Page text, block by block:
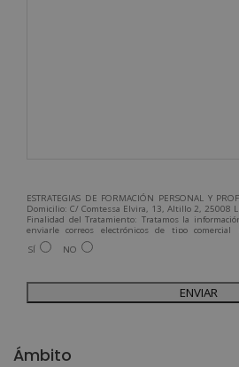
ESTRATEGIAS DE FORMACIÓN PERSONAL Y
Domicilio: C/ Comtessa Elvira, 13, Altillo 2, 25008
Finalidad del Tratamiento: Tratamos la
enviarle correos electrónicos de tipo comercial
ofrecidos y otros tipo de productos que fueran de
Legitimación del tratamiento: Consentimiento del
Para más información consulte nuestra Política de
Desea recibir información comercial (vía telefónica y/
SÍ NO
Ámbito